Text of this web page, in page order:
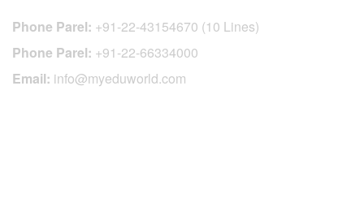
Phone Parel: +91-22-43154670 (10 Lines)
Phone Parel: +91-22-66334000
Email: info@myeduworld.com